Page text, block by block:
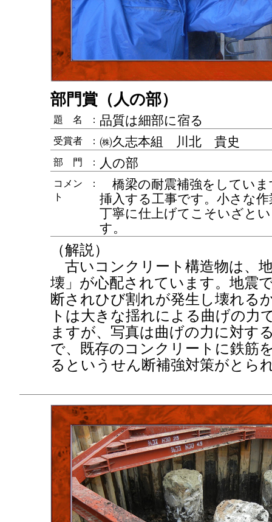
部門賞（人の部）
題 名 ： 品質は細部に宿る
受賞者 ： ㈱久志本組 川北 貴史
部 門 ： 人の部
コメン
ト
：
橋梁の耐震補強をしていま
挿入する工事です。小さな
丁寧に仕上げてこそいざと
す。
（解説）
古いコンクリート構造物は、
壊」が心配されています。地震
断されひび割れが発生し壊れる
トは大きな揺れによる曲げの力
ますが、写真は曲げの力に対す
で、既存のコンクリートに鉄筋
るというせん断補強対策がとら